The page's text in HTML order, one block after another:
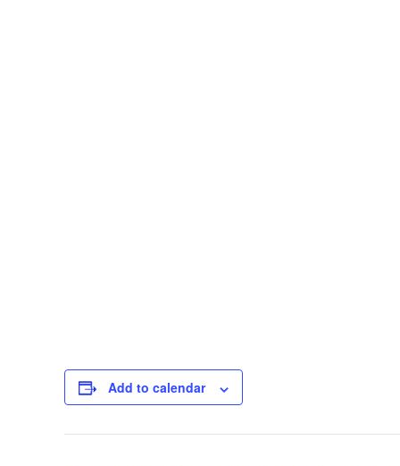
Add to calendar